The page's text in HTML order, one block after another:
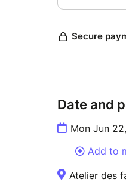
Date and
Mon Jun
Add to
Atelier des